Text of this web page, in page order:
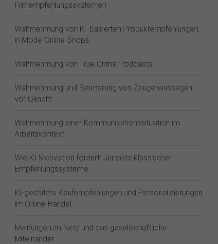
Filmempfehlungssystemen
Wahrnehmung von KI-basierten Produktempfehlungen
in Mode-Online-Shops
Wahrnehmung von True-Crime-Podcasts
Wahrnehmung und Beurteilung von Zeugenaussagen
vor Gericht
Wahrnehmung einer Kommunikationssituation im
Arbeitskontext
Wie KI Motivation fördert: Jenseits klassischer
Empfehlungssysteme
KI-gestützte Kaufempfehlungen und Personalisierungen
im Online-Handel
Meinungen im Netz und das gesellschaftliche
Miteinander